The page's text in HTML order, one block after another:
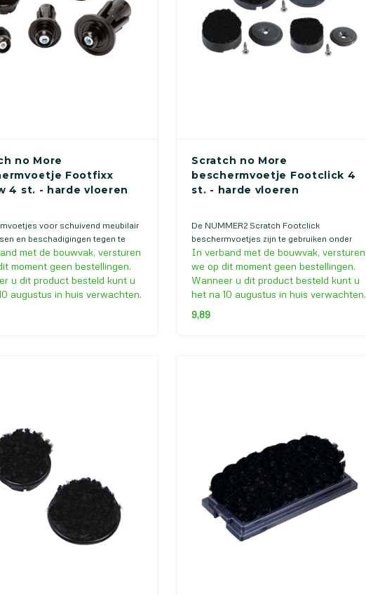
no More
Footfixx
4 st. - harde vloeren
voor schuivend meubilair
en beschadigingen tegen te
betonvloeren, gietvloeren en beton
met de bouwvak, versturen
moment geen bestellingen.
u dit product besteld kunt u
augustus in huis verwachten.
Scratch no More
beschermvoetje Footclick 4
st. - harde vloeren
De NUMMER2 Scratch Footclick
beschermvoetjes zijn te gebruiken onder
meubilair met een vlakke onderkant om
krassen en beschadigingen in harde vloeren
zoals beton- en betonlook vloeren tegen te
gaan.
In verband met de bouwvak, versturen
we op dit moment geen bestellingen.
Wanneer u dit product besteld kunt u
het na 10 augustus in huis verwachten.
9,89